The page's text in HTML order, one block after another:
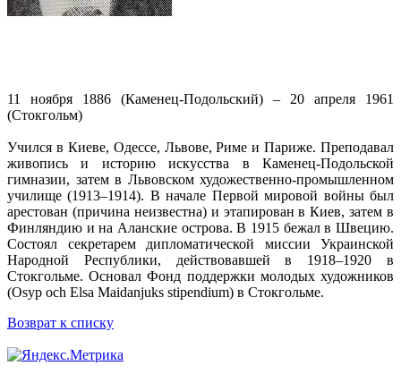
11 ноября 1886 (Каменец-Подольский) – 20 апреля 1961
(Стокгольм)
Учился в Киеве, Одессе, Львове, Риме и Париже. Преподавал
живопись и историю искусства в Каменец-Подольской
гимназии, затем в Львовском художественно-промышленном
училище (1913–1914). В начале Первой мировой войны был
арестован (причина неизвестна) и этапирован в Киев, затем в
Финляндию и на Аланские острова. В 1915 бежал в Швецию.
Состоял секретарем дипломатической миссии Украинской
Народной Республики, действовавшей в 1918–1920 в
Стокгольме. Основал Фонд поддержки молодых художников
(Osyp och Elsa Maidanjuks stipendium) в Стокгольме.
Возврат к списку